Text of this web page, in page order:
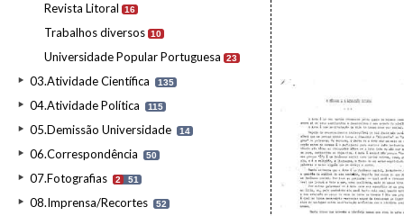
Revista Litoral 16
Trabalhos diversos 10
Universidade Popular Portuguesa 23
03.Atividade Científica 135
04.Atividade Política 115
05.Demissão Universidade 14
06.Correspondência 50
07.Fotografias 2 51
08.Imprensa/Recortes 52